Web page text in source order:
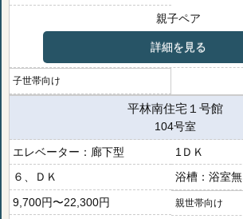
親子ペア
詳細を見る
子世帯向け
平林南住宅１号館
104号室
廊下型
1ＤＫ
６、ＤＫ
浴室無
9,700円〜22,300円
親世帯向け